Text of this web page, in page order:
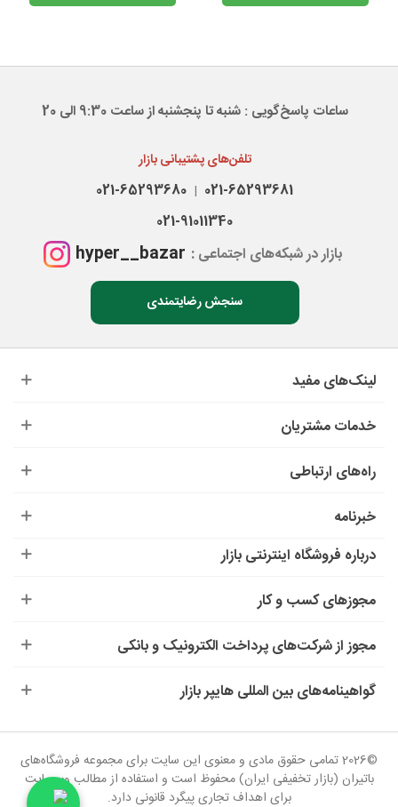
ساعات پاسخ‌گویی : شنبه تا پنجشنبه از ساعت 9:30 الی 20
تلفن‌های پشتیبانی بازار
021-65293681
|
021-65293680
021-91011340
بازار در شبکه‌های اجتماعی : hyper__bazar
سنجش رضایتمندی
لینک‌های مفید
خدمات مشتریان
راه‌های ارتباطی
خبرنامه
درباره‌ فروشگاه اینترنتی بازار
مجوزهای کسب و کار
مجوز از شرکت‌های پرداخت الکترونیک و بانکی
گواهینامه‌های بین المللی هایپر بازار
©2026 تمامی حقوق مادی و معنوی این سایت برای مجموعه فروشگاه‌های
باتیران (بازار تخفیفی ایران) محفوظ است و استفاده از مطالب وب‌سایت
برای اهداف تجاری پیگرد قانونی دارد.